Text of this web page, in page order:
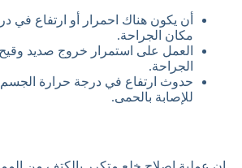
أن يكون هناك احمرار أو ارتفاع في
مكان الجراحة.
العمل على استمرار خروج صديد
الجراحة.
حدوث ارتفاع في درجة حرارة
للإصابة بالحمى.